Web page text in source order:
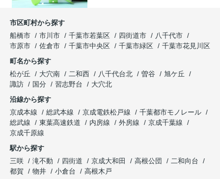
市区町村から探す
船橋市
市川市 千葉市若葉区 四街道市
八千代市
市原市
佐倉市 千葉市中央区 千葉市緑区
千葉市花見川区
町名から探す
松が丘
大穴南 二和西 八千代台北 曽谷
旭ケ丘
諏訪
国分 習志野台
大穴北
沿線から探す
京成本線
総武本線 京成電鉄松戸線
千葉都市モノレール
総武線
東葉高速鉄道 内房線 外房線
京成千葉線
京成千原線
駅から探す
三咲
滝不動 四街道 京成大和田 高根公団
二和向台
都賀
物井 小倉台 高根木戸